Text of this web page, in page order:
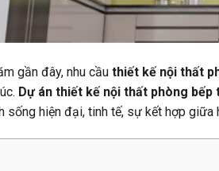
gần đây, nhu cầu thiết kế nội thất
Dự án thiết kế nội thất phòng bếp
sống hiện đại, tinh tế, sự kết hợp giữa